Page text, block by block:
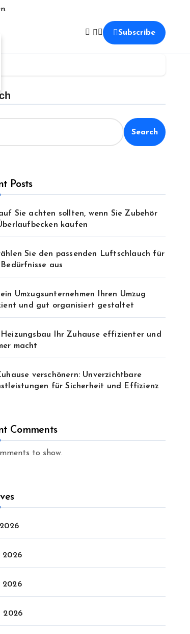
Subscribe
Search
Posts
Sie achten sollten, wenn Sie Zubehör
kaufen
Sie den passenden Luftschlauch für
Bedürfnisse aus
Umzugsunternehmen Ihren Umzug
und gut organisiert gestaltet
Ihr Zuhause effizienter und
macht
verschönern: Unverzichtbare
für Sicherheit und Effizienz
Comments
to show.
2026
2026
2026